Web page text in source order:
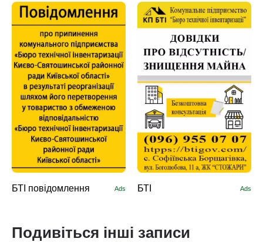
БТІ повідомлення Ads БТІ Ads
Подивіться інші записи